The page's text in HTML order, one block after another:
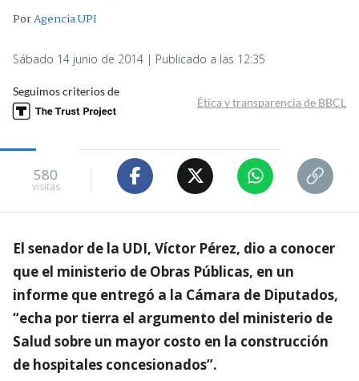
PorAgencia UPI
Sábado 14 junio de 2014 | Publicado a las 12:35
Seguimos criterios de
Ética y transparencia de BBCL
580
visitas
El senador de la UDI, Víctor Pérez, dio a conocer
que el ministerio de Obras Públicas, en un
informe que entregó a la Cámara de Diputados,
“echa por tierra el argumento del ministerio de
Salud sobre un mayor costo en la construcción
de hospitales concesionados”.